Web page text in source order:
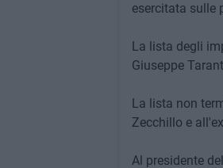
esercitata sulle
La lista degli
Giuseppe
La lista non
Zecchillo e
Al presidente